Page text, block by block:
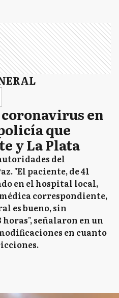
en
que
y La Plata
del
"El paciente, de 41
en el hospital local,
correspondiente,
es bueno, sin
señalaron en un
en cuanto